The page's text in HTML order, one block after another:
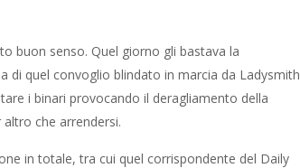
buon senso. Quel giorno gli bastava la
di quel convoglio blindato in marcia da Ladysmith
i binari provocando il deragliamento della
che arrendersi.
in totale, tra cui quel corrispondente del Daily